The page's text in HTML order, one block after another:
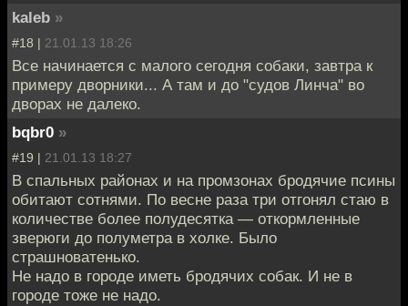
kaleb »
#18 | 21.01.13 18:26
Все начинается с малого сегодня собаки, завтра к
примеру дворники... А там и до "судов Линча" во
дворах не далеко.
bqbr0 »
#19 | 21.01.13 18:27
В спальных районах и на промзонах бродячие псины
обитают сотнями. По весне раза три отгонял стаю в
количестве более полудесятка — откормленные
зверюги до полуметра в холке. Было
страшноватенько.
Не надо в городе иметь бродячих собак. И не в
городе тоже не надо.